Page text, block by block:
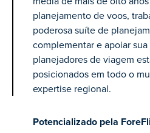
planejamento de voos,
poderosa suíte de
complementar e apoiar
planejadores de viagem
posicionados em todo o
expertise regional.
Potencializado pela